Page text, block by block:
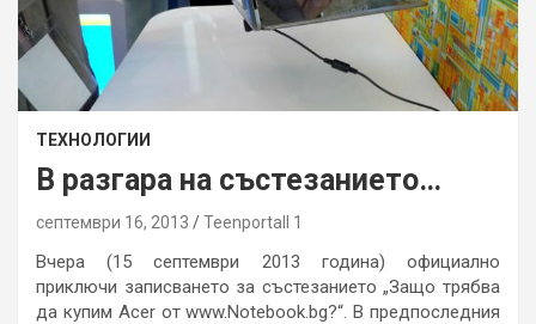
ТЕХНОЛОГИИ
В разгара на състезанието…
септември 16, 2013 Teenportall 1
Вчера (15 септември 2013 година) официално
приключи записването за състезанието „Защо трябва
да купим Acer от www.Notebook.bg?“. В предпоследния